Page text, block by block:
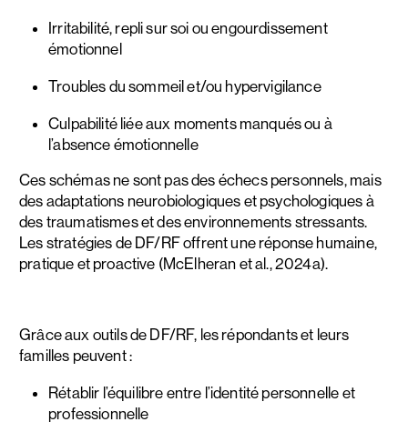
Irritabilité, repli sur soi ou engourdissement
émotionnel
Troubles du sommeil et/ou hypervigilance
Culpabilité liée aux moments manqués ou à
l’absence émotionnelle
Ces schémas ne sont pas des échecs personnels, mais
des adaptations neurobiologiques et psychologiques à
des traumatismes et des environnements stressants.
Les stratégies de DF/RF offrent une réponse humaine,
pratique et proactive (McElheran et al., 2024a).
Grâce aux outils de DF/RF, les répondants et leurs
familles peuvent :
Rétablir l’équilibre entre l’identité personnelle et
professionnelle